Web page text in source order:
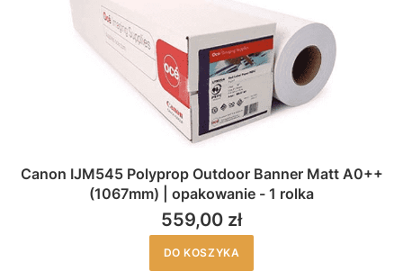
Canon IJM545 Polyprop Outdoor Banner Matt A0++
(1067mm) | opakowanie - 1 rolka
559,00 zł
DO KOSZYKA